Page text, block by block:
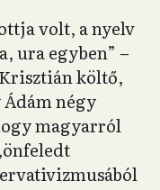
volt, a nyelv
ura egyben” –
költő,
négy
magyarról